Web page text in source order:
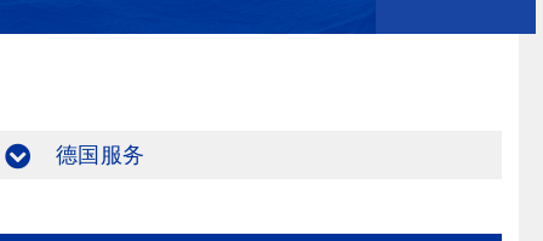
德国服务